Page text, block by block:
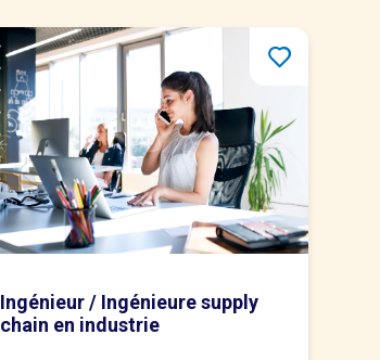
Ingénieur / Ingénieure supply
chain en industrie